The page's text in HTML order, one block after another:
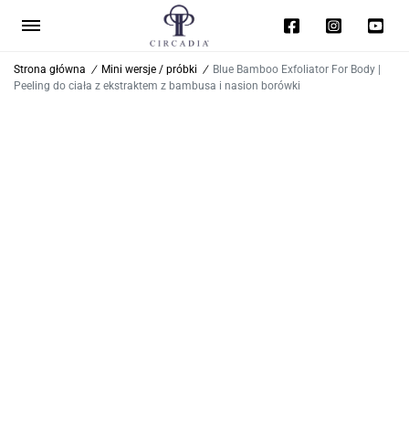
Strona główna / Mini wersje / próbki / Blue Bamboo Exfoliator For Body |
Peeling do ciała z ekstraktem z bambusa i nasion borówki